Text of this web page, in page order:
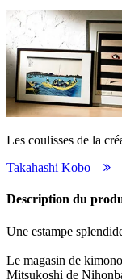
Les coulisses de la
Takahashi Kobo
Description du
Une estampe
Le magasin de
Mitsukoshi de